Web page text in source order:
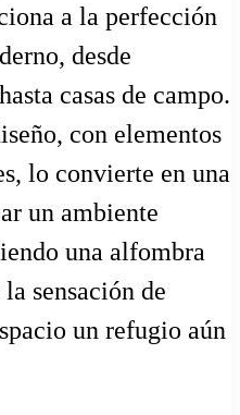
a la perfección
desde
casas de campo.
con elementos
lo convierte en una
un ambiente
una alfombra
sensación de
un refugio aún